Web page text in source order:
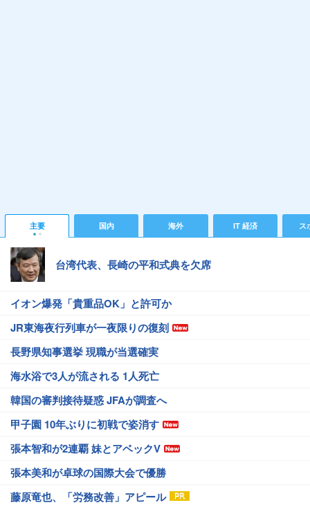
主要 国内 海外 IT 経済 ス
台湾代表、長崎の平和式典を欠席
イオン爆発「貴重品OK」と許可か
JR東海夜行列車が一夜限りの復刻
長野県知事選挙 現職が当選確実
海水浴で3人が流される 1人死亡
韓国の審判接待疑惑 JFAが調査へ
甲子園 10年ぶりに初戦で姿消す
張本智和が2連覇 妹とアベックV
張本美和が卓球の国際大会で優勝
藤原竜也、「労務改善」アピール